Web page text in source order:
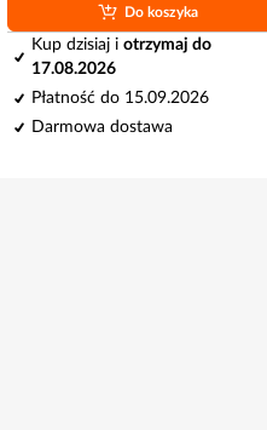
Do koszyka
Kup dzisiaj i otrzymaj do
17.08.2026
Płatność do 15.09.2026
Darmowa dostawa